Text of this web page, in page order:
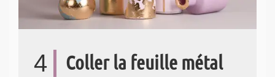
4 Coller la feuille métal